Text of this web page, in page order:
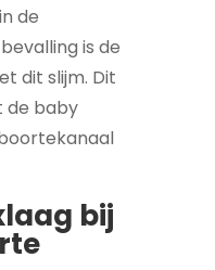
de
is de
dit slijm. Dit
de baby
bij